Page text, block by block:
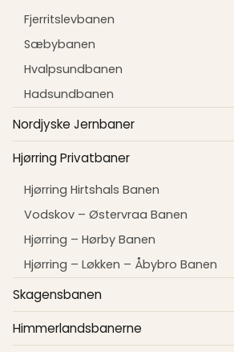
Fjerritslevbanen
Sæbybanen
Hvalpsundbanen
Hadsundbanen
Nordjyske Jernbaner
Hjørring Privatbaner
Hjørring Hirtshals Banen
Vodskov – Østervraa Banen
Hjørring – Hørby Banen
Hjørring – Løkken – Åbybro Banen
Skagensbanen
Himmerlandsbanerne